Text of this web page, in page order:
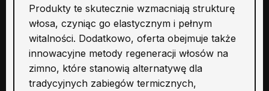
Produkty te skutecznie wzmacniają strukturę
włosa, czyniąc go elastycznym i pełnym
witalności. Dodatkowo, oferta obejmuje także
innowacyjne metody regeneracji włosów na
zimno, które stanowią alternatywę dla
tradycyjnych zabiegów termicznych,